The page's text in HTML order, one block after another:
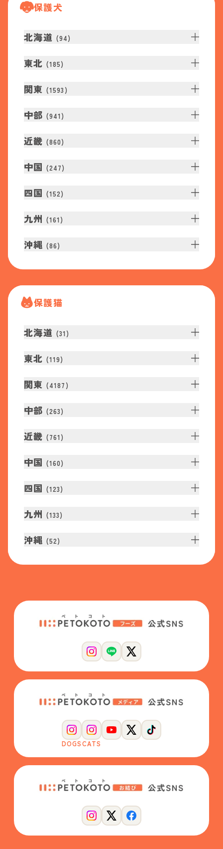
保護犬
北海道 (94)
東北 (185)
関東 (1593 )
中部 (941 )
近畿 (860)
中国 (247)
四国 (152)
九州 (161 )
沖縄 (86)
保護猫
北海道 (31 )
東北 (119)
関東 (4187 )
中部 (263)
近畿 (761 )
中国 (160)
四国 (123)
九州 (133)
沖縄 (52)
DOGSCATS